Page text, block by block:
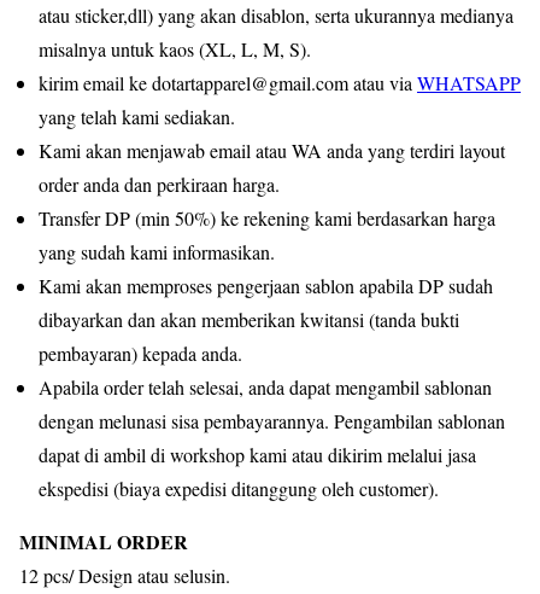
atau sticker,dll) yang akan disablon, serta ukurannya medianya
misalnya untuk kaos (XL, L, M, S).
kirim email ke dotartapparel@gmail.com atau viaWHATSAPP
yang telah kami sediakan.
Kami akan menjawab email atau WA anda yang terdiri layout
order anda dan perkiraan harga.
Transfer DP (min 50%) ke rekening kami berdasarkan harga
yang sudah kami informasikan.
Kami akan memproses pengerjaan sablon apabila DP sudah
dibayarkan dan akan memberikan kwitansi (tanda bukti
pembayaran) kepada anda.
Apabila order telah selesai, anda dapat mengambil sablonan
dengan melunasi sisa pembayarannya. Pengambilan sablonan
dapat di ambil di workshop kami atau dikirim melalui jasa
ekspedisi (biaya expedisi ditanggung oleh customer).
MINIMAL ORDER
12 pcs/ Design atau selusin.